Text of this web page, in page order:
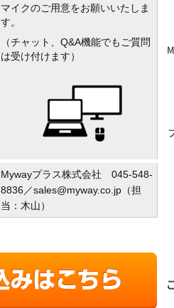
マイクのご用意をお願いいたしま
す。
（チャット、Q&A機能でもご質問
は受け付けます）
Mywayプラス株式会社 045‐548‐
8836／sales@myway.co.jp（担
当：木山）